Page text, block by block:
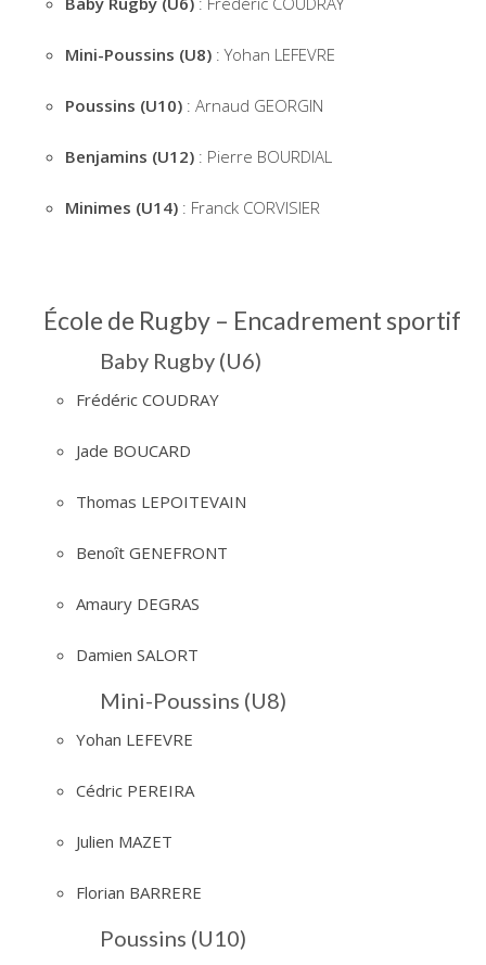
Mini-Poussins (U8) : Yohan LEFEVRE
Poussins (U10) : Arnaud GEORGIN
Benjamins (U12) : Pierre BOURDIAL
Minimes (U14) : Franck CORVISIER
École de Rugby – Encadrement sportif
Baby Rugby (U6)
Frédéric COUDRAY
Jade BOUCARD
Thomas LEPOITEVAIN
Benoît GENEFRONT
Amaury DEGRAS
Damien SALORT
Mini-Poussins (U8)
Yohan LEFEVRE
Cédric PEREIRA
Julien MAZET
Florian BARRERE
Poussins (U10)